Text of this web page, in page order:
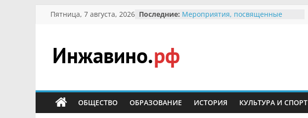
Перейти
Пятница, 7 августа, 2026 Последние: Мероприятия, посвященные
Безопасность в сети Интернет
Ученики приняли участие в
мероприятии «Сохраним
Инжавино.рф
сельский
портал
ОБЩЕСТВО ОБРАЗОВАНИЕ ИСТОРИЯ КУЛЬТУРА И СПОРТ